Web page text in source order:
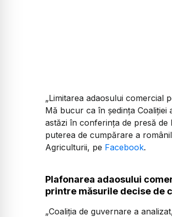
„Limitarea adaosului comercial
Mă bucur ca în ședința
astăzi în conferința de presă
puterea de cumpărare a
Agriculturii, pe Facebook.
Plafonarea adaosului
printre măsurile decise de
„Coaliția de guvernare a